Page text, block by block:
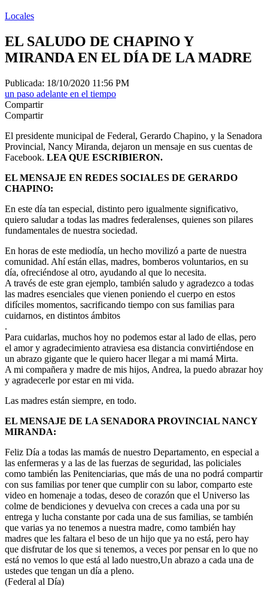
Locales
EL SALUDO DE CHAPINO Y
MIRANDA EN EL DÍA DE LA MADRE
Publicada: 18/10/2020 11:56 PM
un paso adelante en el tiempo
Compartir
Compartir
El presidente municipal de Federal, Gerardo Chapino, y la Senadora
Provincial, Nancy Miranda, dejaron un mensaje en sus cuentas de
Facebook. LEA QUE ESCRIBIERON.
EL MENSAJE EN REDES SOCIALES DE GERARDO
CHAPINO:
En este día tan especial, distinto pero igualmente significativo,
quiero saludar a todas las madres federalenses, quienes son pilares
fundamentales de nuestra sociedad.
En horas de este mediodía, un hecho movilizó a parte de nuestra
comunidad. Ahí están ellas, madres, bomberos voluntarios, en su
día, ofreciéndose al otro, ayudando al que lo necesita.
A través de este gran ejemplo, también saludo y agradezco a todas
las madres esenciales que vienen poniendo el cuerpo en estos
difíciles momentos, sacrificando tiempo con sus familias para
cuidarnos, en distintos ámbitos
.
Para cuidarlas, muchos hoy no podemos estar al lado de ellas, pero
el amor y agradecimiento atraviesa esa distancia convirtiéndose en
un abrazo gigante que le quiero hacer llegar a mi mamá Mirta.
A mi compañera y madre de mis hijos, Andrea, la puedo abrazar hoy
y agradecerle por estar en mi vida.
Las madres están siempre, en todo.
EL MENSAJE DE LA SENADORA PROVINCIAL NANCY
MIRANDA:
Feliz Día a todas las mamás de nuestro Departamento, en especial a
las enfermeras y a las de las fuerzas de seguridad, las policiales
como también las Penitenciarias, que más de una no podrá compartir
con sus familias por tener que cumplir con su labor, comparto este
video en homenaje a todas, deseo de corazón que el Universo las
colme de bendiciones y devuelva con creces a cada una por su
entrega y lucha constante por cada una de sus familias, se también
que varias ya no tenemos a nuestra madre, como también hay
madres que les faltara el beso de un hijo que ya no está, pero hay
que disfrutar de los que si tenemos, a veces por pensar en lo que no
está no vemos lo que está al lado nuestro,Un abrazo a cada una de
ustedes que tengan un día a pleno.
(Federal al Día)